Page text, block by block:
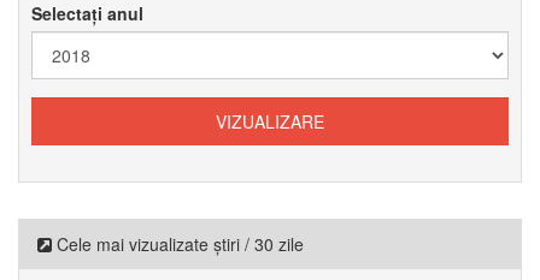
Selectați anul
Cele mai vizualizate știri / 30 zile